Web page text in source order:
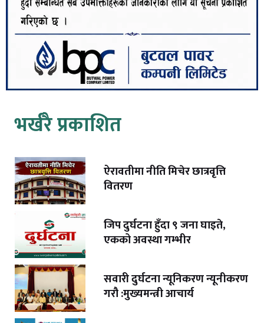
भर्खरै प्रकाशित
ऐरावतीमा नीति मिचेर छात्रवृत्ति
वितरण
जिप दुर्घटना हुँदा ९ जना घाइते,
एकको अवस्था गम्भीर
सवारी दुर्घटना न्यूनिकरण न्यूनीकरण
गरौ :मुख्यमन्त्री आचार्य